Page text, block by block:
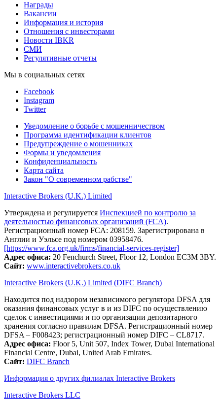
Награды
Вакансии
Информация и история
Отношения с инвесторами
Новости IBKR
СМИ
Регулятивные отчеты
Мы в социальных сетях
Facebook
Instagram
Twitter
Уведомление о борьбе с мошенничеством
Программа идентификации клиентов
Предупреждение о мошенниках
Формы и уведомления
Конфиденциальность
Карта сайта
Закон "О современном рабстве"
Interactive Brokers (U.K.) Limited
Утверждена и регулируется Инспекцией по контролю за
деятельностью финансовых организаций (FCA).
Регистрационный номер FCA: 208159. Зарегистрирована в
Англии и Уэльсе под номером 03958476.
[https://www.fca.org.uk/firms/financial-services-register]
Адрес офиса: 20 Fenchurch Street, Floor 12, London EC3M 3BY.
Сайт: www.interactivebrokers.co.uk
Interactive Brokers (U.K.) Limited (DIFC Branch)
Находится под надзором независимого регулятора DFSA для
оказания финансовых услуг в и из DIFC по осуществлению
сделок с инвестициями и по организации депозитарного
хранения согласно правилам DFSA. Регистрационный номер
DFSA – F008423; регистрационный номер DIFC – CL8717.
Адрес офиса: Floor 5, Unit 507, Index Tower, Dubai International
Financial Centre, Dubai, United Arab Emirates.
Сайт: DIFC Branch
Информация о других филиалах Interactive Brokers
Interactive Brokers LLC